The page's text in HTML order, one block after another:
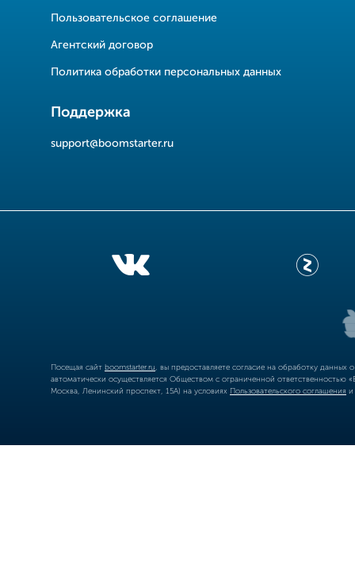
Пользовательское соглашение
Агентский договор
Политика обработки персональных данных
Поддержка
support@boomstarter.ru
Посещая сайт boomstarter.ru , вы предоставляете согласие на обработку
автоматически осуществляется Обществом с ограниченной
Москва, Ленинский проспект, 15А) на условиях Пользовательского соглашения и